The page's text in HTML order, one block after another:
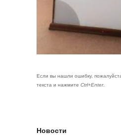
Если вы нашли ошибку,
текста и нажмите Ctrl+Enter.
Новости